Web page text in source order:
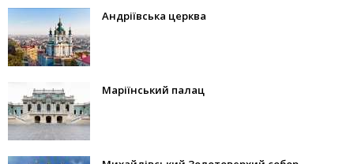
Андріївська церква
Маріїнський палац